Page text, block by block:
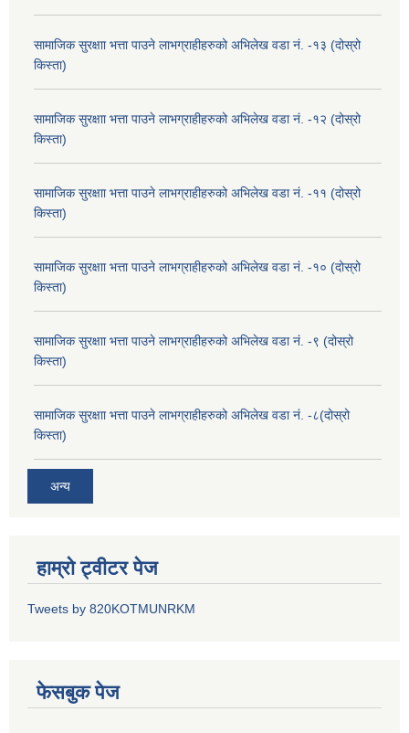
सामाजिक सुरक्षाा भत्ता पाउने लाभग्राहीहरुको अभिलेख वडा नं. -१३ (दोस्रो
किस्ता)
सामाजिक सुरक्षाा भत्ता पाउने लाभग्राहीहरुको अभिलेख वडा नं. -१२ (दोस्रो
किस्ता)
सामाजिक सुरक्षाा भत्ता पाउने लाभग्राहीहरुको अभिलेख वडा नं. -११ (दोस्रो
किस्ता)
सामाजिक सुरक्षाा भत्ता पाउने लाभग्राहीहरुको अभिलेख वडा नं. -१० (दोस्रो
किस्ता)
सामाजिक सुरक्षाा भत्ता पाउने लाभग्राहीहरुको अभिलेख वडा नं. -९ (दोस्रो
किस्ता)
सामाजिक सुरक्षाा भत्ता पाउने लाभग्राहीहरुको अभिलेख वडा नं. -८(दोस्रो
किस्ता)
अन्य
हाम्रो ट्वीटर पेज
Tweets by 820KOTMUNRKM
फेसबुक पेज